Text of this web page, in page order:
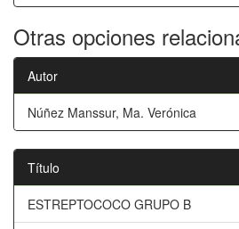
Otras opciones
Autor
Núñez Manssur, Ma. Verónica
Título
ESTREPTOCOCO GRUPO B